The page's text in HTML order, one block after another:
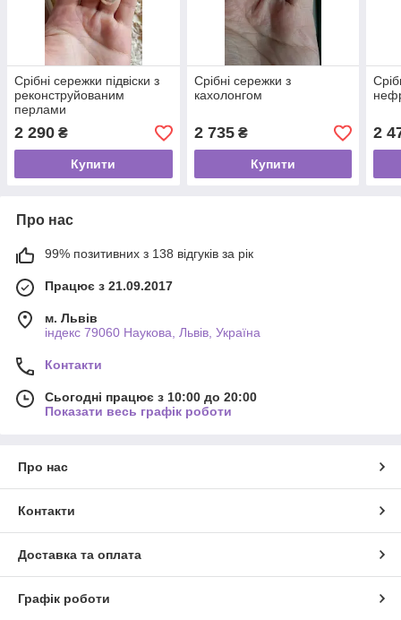
Срібні сережки підвіски з
реконструйованим
перлами
2 290 ₴
Купити
Срібні сережки з
кахолонгом
2 735₴
Купити
2
Про нас
99% позитивних з 138 відгуків за рік
Працює з 21.09.2017
м. Львів
індекс 79060 Наукова, Львів, Україна
Контакти
Сьогодні працює з 10:00 до 20:00
Показати весь графік роботи
Про нас
Контакти
Доставка та оплата
Графік роботи